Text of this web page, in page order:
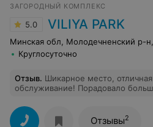
ЗАГОРОДНЫЙ КОМПЛЕКС
5.0 VILIYA PARK
Круглосуточно
Отзыв. Шикарное место,
обслуживание! Порадовало
Рекомендую попробовать хлеб с
же, местное пиво!)Отзывы2